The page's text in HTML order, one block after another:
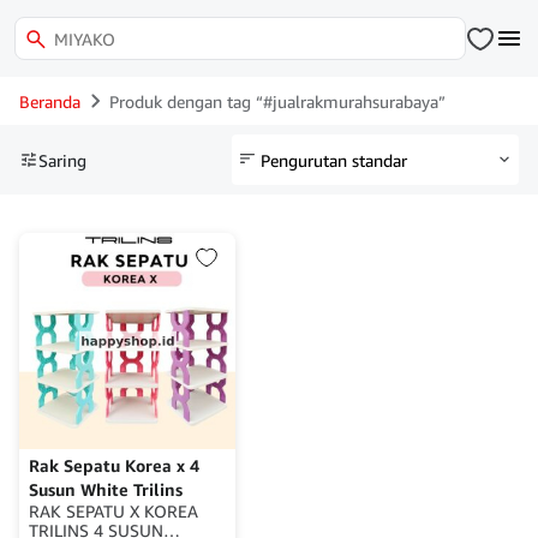
Beranda Produk dengan tag “#jualrakmurahsurabaya”
Saring
Rak Sepatu Korea x 4
Susun White Trilins
RAK SEPATU X KOREA
TRILINS 4 SUSUN